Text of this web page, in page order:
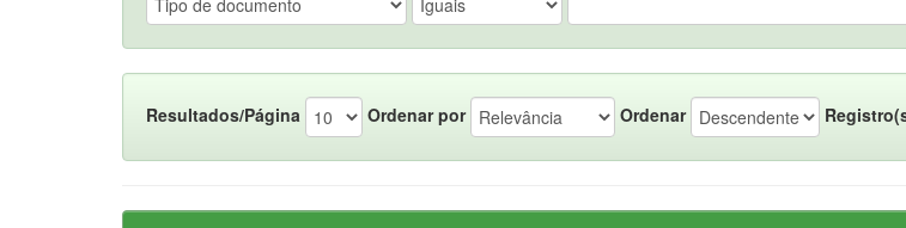
Resultados/Página Ordenar por Ordenar